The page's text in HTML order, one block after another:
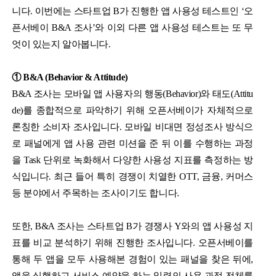
니다. 이번에는 스타트업 B가 진행한 앱 사용성 테스트인 ‘오
픈서베이 B&A 조사’와 이외 다른 앱 사용성 테스트는 또 무
엇이 있는지 알아봅니다.
① B&A (Behavior & Attitude)
B&A 조사는 모바일 앱 사용자의 행동(Behavior)와 태도(Attitu
de)를 종합적으로 파악하기 위해 오픈서베이가 자체적으로
론칭한 소비자 조사입니다. 모바일 비대면 정성조사 방식으
로 패널에게 앱 사용 관련 미션을 준 뒤 이를 수행하는 과정
을 Task 단위로 녹화해서 다양한 사용성 지표를 측정하는 방
식입니다. 최근 들어 특히 경쟁이 치열한 OTT, 금융, 커머스
등 분야에서 주목하는 조사이기도 합니다.
또한, B&A 조사는 스타트업 B가 경쟁사 Y와의 앱 사용성 지
표를 비교 분석하기 위해 진행한 조사입니다. 오픈서베이를
통해 두 앱을 모두 사용해본 경험이 있는 패널을 찾은 뒤에,